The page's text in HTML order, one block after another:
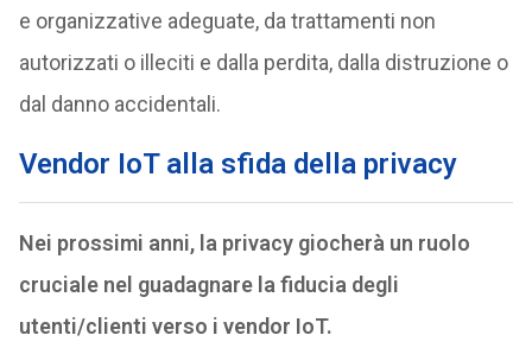
e organizzative adeguate, da trattamenti non
autorizzati o illeciti e dalla perdita, dalla distruzione o
dal danno accidentali.
Vendor IoT alla sfida della privacy
Nei prossimi anni, la privacy giocherà un ruolo
cruciale nel guadagnare la fiducia degli
utenti/clienti verso i vendor IoT.